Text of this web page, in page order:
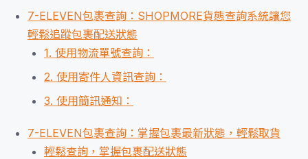
7-ELEVEN包裹查詢：SHOPMORE貨態查詢系統讓您
輕鬆追蹤包裹配送狀態
1. 使用物流單號查詢：
2. 使用寄件人資訊查詢：
3. 使用簡訊通知：
7-ELEVEN包裹查詢：掌握包裹最新狀態，輕鬆取貨
輕鬆查詢，掌握包裹配送狀態